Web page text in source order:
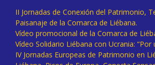
II Jornadas de Conexión del Patrimonio,
Paisanaje de la Comarca de Liébana.
Vídeo promocional de la Comarca de
Vídeo Solidario Liébana con Ucrania:
IV Jornadas Europeas de Patrimonio en